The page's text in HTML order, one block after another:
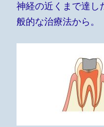
神経の近くまで達し
般的な治療法から。